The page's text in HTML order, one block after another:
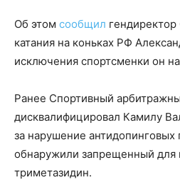
Об этом сообщил
катания на коньках РФ
исключения спортсменки он
Ранее Спортивный
дисквалифицировал Камилу
за нарушение
обнаружили запрещенный для
триметазидин.